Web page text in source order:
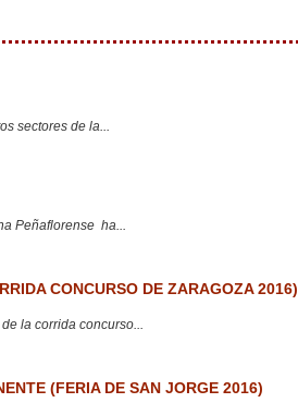
sectores de la...
Peñaflorense ha...
CONCURSO DE ZARAGOZA 2016)
la corrida concurso...
(FERIA DE SAN JORGE 2016)